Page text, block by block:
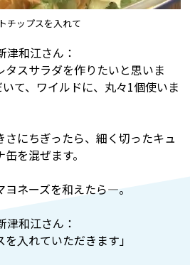
チップスを入れて
津和江さん：
タスサラダを作りたいと思いま
て、ワイルドに、丸々1個使いま
さにちぎったら、細く切ったキュ
を混ぜます。
ネーズを和えたら―。
津和江さん：
を入れていただきます」